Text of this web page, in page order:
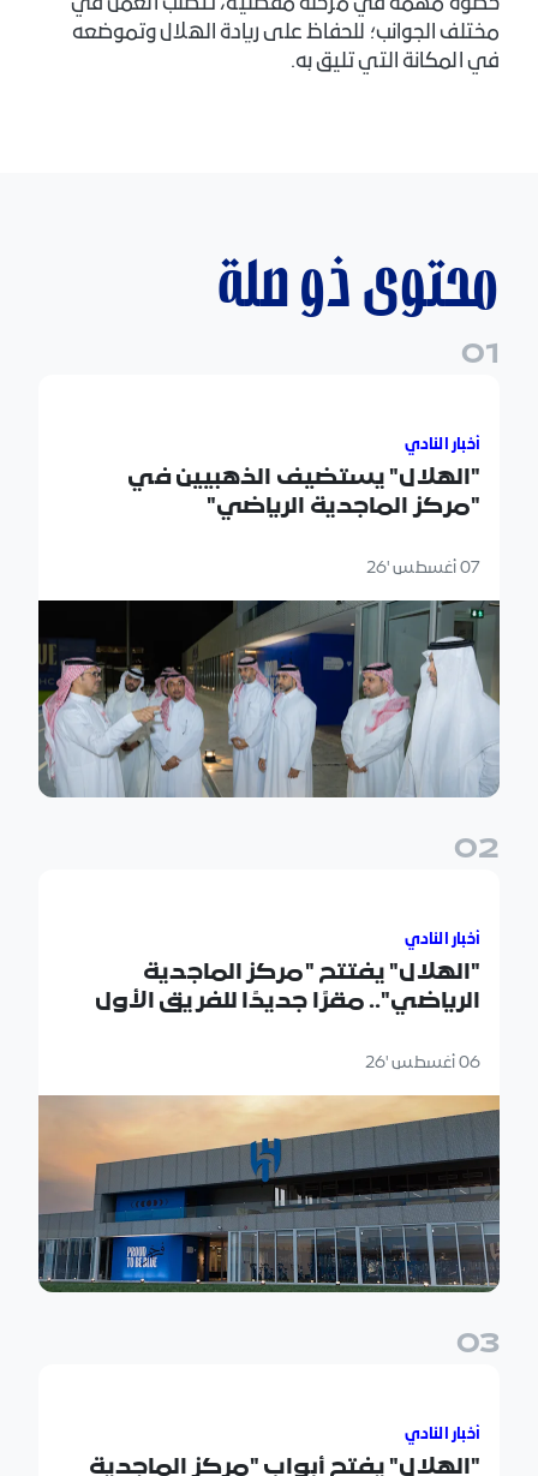
مختلف الجوانب؛ للحفاظ على ريادة الهلال وتموضعه
في المكانة التي تليق به.
محتوى ذو صلة
01
أخبار النادي
"الهلال" يستضيف الذهبيين في
"مركز الماجدية الرياضي"
07 أغسطس '26
02
أخبار النادي
"الهلال" يفتتح "مركز الماجدية
الرياضي".. مقرًا جديدًا للفريق الأول
06 أغسطس '26
03
أخبار النادي
"الهلال" يفتح أبواب "مركز الماجدية